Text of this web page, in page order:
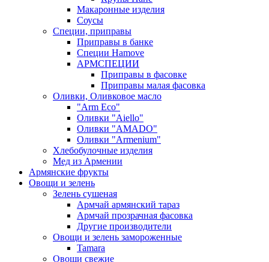
Макаронные изделия
Соусы
Специи, приправы
Приправы в банке
Специи Hamove
АРМСПЕЦИИ
Приправы в фасовке
Приправы малая фасовка
Оливки, Оливковое масло
"Arm Eco"
Оливки "Aiello"
Оливки "AMADO"
Оливки "Armenium"
Хлебобулочные изделия
Мед из Армении
Армянские фрукты
Овощи и зелень
Зелень сушеная
Армчай армянский тараз
Армчай прозрачная фасовка
Другие производители
Овощи и зелень замороженные
Tamara
Овощи свежие